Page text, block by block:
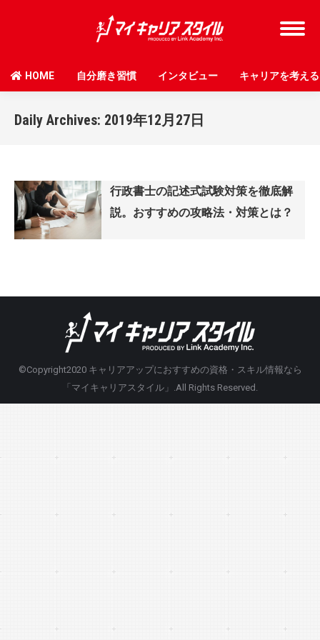
HOME 自分磨き習慣 インタビュー キャリアを考える
Daily Archives: 2019年12月27日
行政書士の記述式試験対策を徹底解
説。おすすめの攻略法・対策とは？
©Copyright2020 キャリアアップにおすすめの資格・スキル情報なら
「マイキャリアスタイル」
.All Rights Reserved.